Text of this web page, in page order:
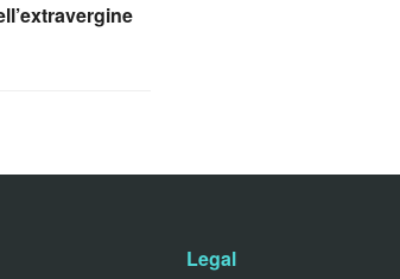
Legal